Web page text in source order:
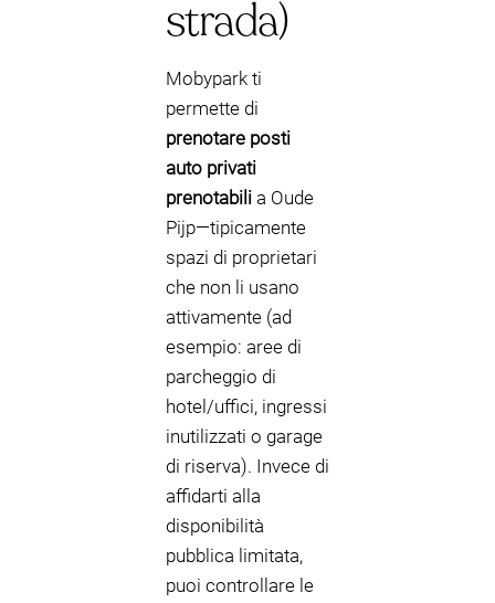
strada)
Mobypark ti
permette di
prenotare posti
auto privati
prenotabili a Oude
Pijp—tipicamente
spazi di proprietari
che non li usano
attivamente (ad
esempio: aree di
parcheggio di
hotel/uffici, ingressi
inutilizzati o garage
di riserva). Invece di
affidarti alla
disponibilità
pubblica limitata,
puoi controllare le